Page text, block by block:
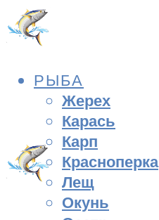
РЫБА
Жерех
Карась
Карп
Красноперка
Лещ
Окунь